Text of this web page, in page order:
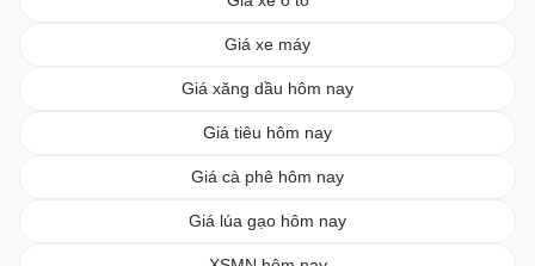
Giá xe máy
Giá xăng dầu hôm nay
Giá tiêu hôm nay
Giá cà phê hôm nay
Giá lúa gạo hôm nay